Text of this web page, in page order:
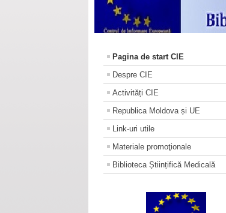
Pagina de start CIE
Despre CIE
Activități CIE
Republica Moldova și UE
Link-uri utile
Materiale promoţionale
Biblioteca Științifică Medicală